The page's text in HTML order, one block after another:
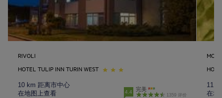
RIVOLI
HOTEL TULIP INN TURIN WEST
10 km 距离市中心
在地图上查看
4.4 完美
1359 评价
11.6
在地